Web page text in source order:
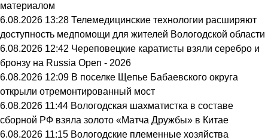
материалом
6.08.2026 13:28 Телемедицинские технологии расширяют
доступность медпомощи для жителей Вологодской области
6.08.2026 12:42 Череповецкие каратисты взяли серебро и
бронзу на Russia Open - 2026
6.08.2026 12:09 В поселке Щепье Бабаевского округа
открыли отремонтированный мост
6.08.2026 11:44 Вологодская шахматистка в составе
сборной РФ взяла золото «Матча Дружбы» в Китае
6.08.2026 11:15 Вологодские племенные хозяйства